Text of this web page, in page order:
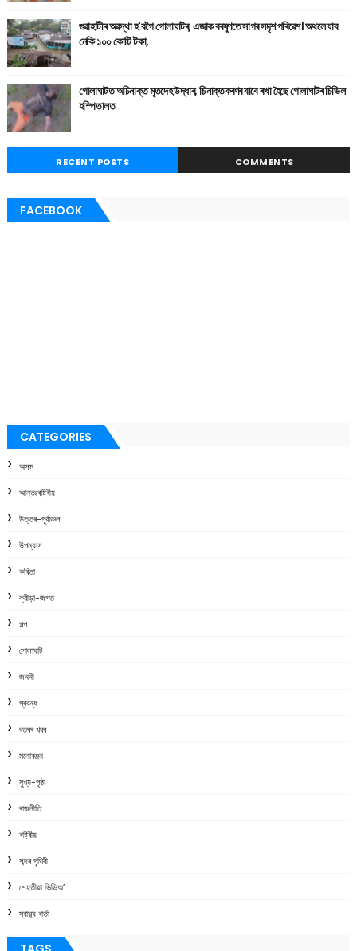
গুৱাহাটীৰ অৱস্থা হ'বগৈ গোলাঘাটৰ, এজাক বৰষুণতে সাগৰ সদৃশ পৰিৱেশ। অথলে যাব
নেকি ১০০ কোটি টকা,
গোলাঘাটত অচিনাক্ত মৃতদেহ উদ্ধাৰ, চিনাক্তকৰণৰ বাবে ৰখা হৈছে গোলাঘাটৰ চিভিল
হস্পিতালত
RECENT POSTS COMMENTS
FACEBOOK
CATEGORIES
অসম
আন্তঃৰাষ্ট্ৰীয়
উত্তৰ-পূৰ্বাঞ্চল
উপন্যাস
কবিতা
ক্রীড়া-জগত
গল্প
গোলাঘাট
জননী
প্ৰবন্ধ
বতৰৰ খবৰ
মনোৰঞ্জন
মুখ্য-পৃষ্ঠা
ৰাজনীতি
ৰাষ্ট্ৰীয়
শব্দৰ পৃথিবী
শেহতীয়া ভিডিঅ’
স্বাস্থ্য বাৰ্তা